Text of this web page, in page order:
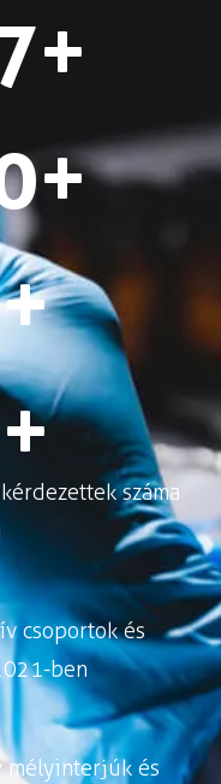
+
+
+
+
száma
csoportok és
ben
mélyinterjúk és